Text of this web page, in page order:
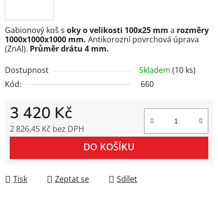
Gabionový koš s oky o velikosti 100x25 mm a rozměry
1000x1000x1000 mm. Antikorozní povrchová úprava
(ZnAl). Průměr drátu 4 mm.
Dostupnost
Skladem (10 ks)
Kód:
660
3 420 Kč
2 826,45 Kč bez DPH
DO KOŠÍKU
Tisk Zeptat se Sdílet